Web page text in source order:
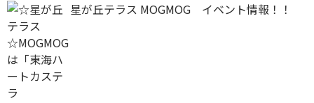
星が丘テラス MOGMOG イベント情報！！